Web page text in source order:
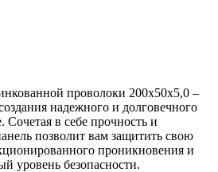
проволоки 200х50х5,0 –
надежного и долговечного
Сочетая в себе прочность и
позволит вам защитить свою
проникновения и
уровень безопасности.